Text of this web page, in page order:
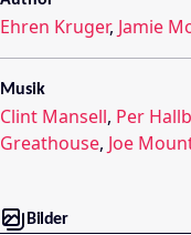
Ehren Kruger, Jamie
Musik
Clint Mansell, Per
Greathouse, Joe
Bilder